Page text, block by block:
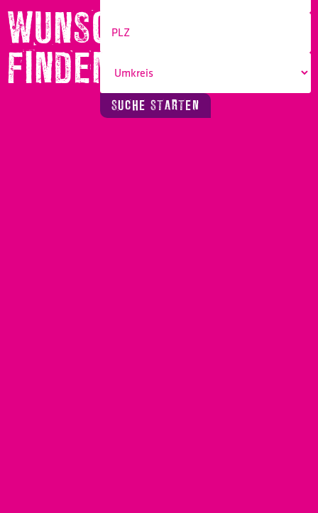
WUNSCHBERUF
FINDEN!
SUCHE STARTEN